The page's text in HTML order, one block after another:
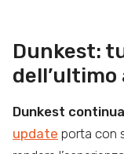
Dunkest:
Dunkest
update porta con